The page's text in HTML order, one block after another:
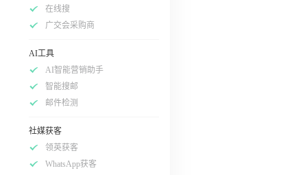
在线搜
广交会采购商
AI工具
AI智能营销助手
智能搜邮
邮件检测
社媒获客
领英获客
WhatsApp获客